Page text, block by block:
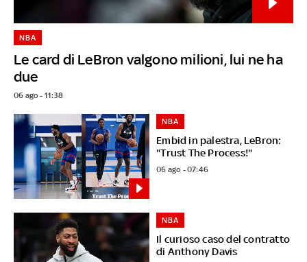
Le card di LeBron valgono milioni, lui ne ha
due
NBA
06 ago - 11:38
Embid in palestra, LeBron:
"Trust The Process!"
NBA
06 ago - 07:46
Il curioso caso del contratto
di Anthony Davis
NBA